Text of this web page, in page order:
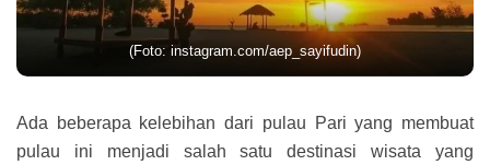
(Foto: instagram.com/aep_sayifudin)
Ada beberapa kelebihan dari pulau Pari yang membuat
pulau ini menjadi salah satu destinasi wisata yang